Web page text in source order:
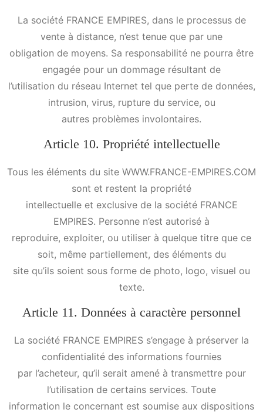
La société FRANCE EMPIRES, dans le processus de
vente à distance, n’est tenue que par une
obligation de moyens. Sa responsabilité ne pourra être
engagée pour un dommage résultant de
l’utilisation du réseau Internet tel que perte de données,
intrusion, virus, rupture du service, ou
autres problèmes involontaires.
Article 10. Propriété intellectuelle
Tous les éléments du site WWW.FRANCE-EMPIRES.COM
sont et restent la propriété
intellectuelle et exclusive de la société FRANCE
EMPIRES. Personne n’est autorisé à
reproduire, exploiter, ou utiliser à quelque titre que ce
soit, même partiellement, des éléments du
site qu’ils soient sous forme de photo, logo, visuel ou
texte.
Article 11. Données à caractère personnel
La société FRANCE EMPIRES s’engage à préserver la
confidentialité des informations fournies
par l’acheteur, qu’il serait amené à transmettre pour
l’utilisation de certains services. Toute
information le concernant est soumise aux dispositions